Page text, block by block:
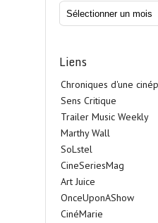
Liens
Chroniques d'une
Sens Critique
Trailer Music Weekly
Marthy Wall
SoLstel
CineSeriesMag
Art Juice
OnceUponAShow
CinéMarie